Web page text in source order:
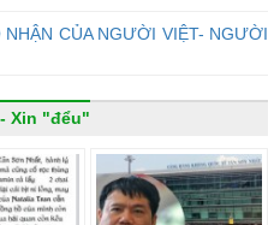
NHẬN CỦA NGƯỜI VIỆT- NGƯỜI
Xin "đểu"